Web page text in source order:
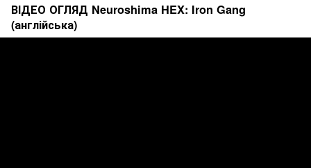
ВІДЕО ОГЛЯД Neuroshima HEX: Iron Gang
(англійська)